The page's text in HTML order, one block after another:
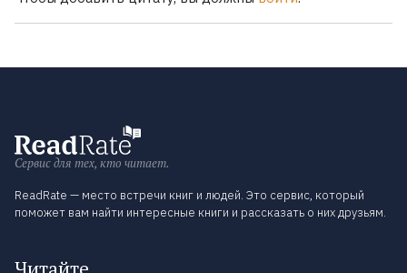
Сервис для тех, кто читает.
ReadRate — место встречи книг и людей. Это сервис, который
поможет вам найти интересные книги и рассказать о них друзьям.